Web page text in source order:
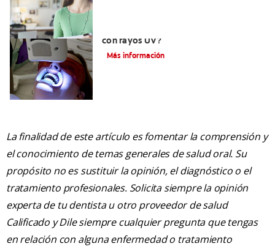
con rayos UV?
Más información
La finalidad de este artículo es fomentar la comprensión y
el conocimiento de temas generales de salud oral. Su
propósito no es sustituir la opinión, el diagnóstico o el
tratamiento profesionales. Solicita siempre la opinión
experta de tu dentista u otro proveedor de salud
Calificado y Dile siempre cualquier pregunta que tengas
en relación con alguna enfermedad o tratamiento